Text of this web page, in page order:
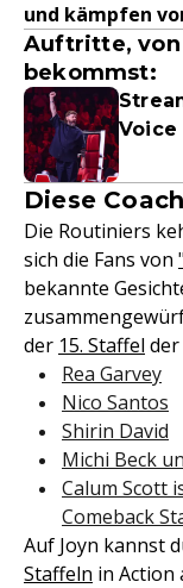
und kämpfen
Auftritte, von
bekommst:
Voice
Diese
Die Routiniers
sich die Fans von
bekannte
der 15. Staffel
Rea Garvey
Nico Santos
Shirin David
Michi Beck
Calum Scott
Comeback
Auf Joyn kannst
Staffeln in Action